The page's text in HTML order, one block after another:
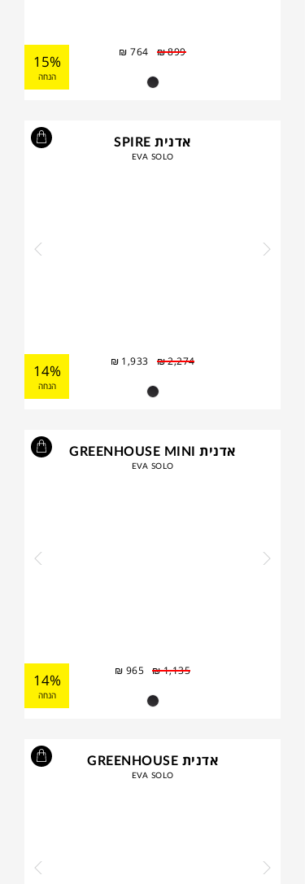
₪899
₪ 764
15%
הנחה
אדנית SPIRE
EVA SOLO
₪2,274
₪ 1,933
14%
הנחה
אדנית GREENHOUSE MINI
EVA SOLO
₪1,135
₪ 965
14%
הנחה
אדנית GREENHOUSE
EVA SOLO